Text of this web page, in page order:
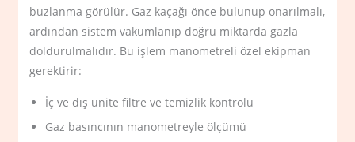
buzlanma görülür. Gaz kaçağı önce bulunup onarılmalı,
ardından sistem vakumlanıp doğru miktarda gazla
doldurulmalıdır. Bu işlem manometreli özel ekipman
gerektirir:
İç ve dış ünite filtre ve temizlik kontrolü
Gaz basıncının manometreyle ölçümü